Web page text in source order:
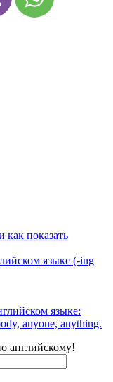
как показать
языке (-ing
языке:
anyone, anything.
английскому!